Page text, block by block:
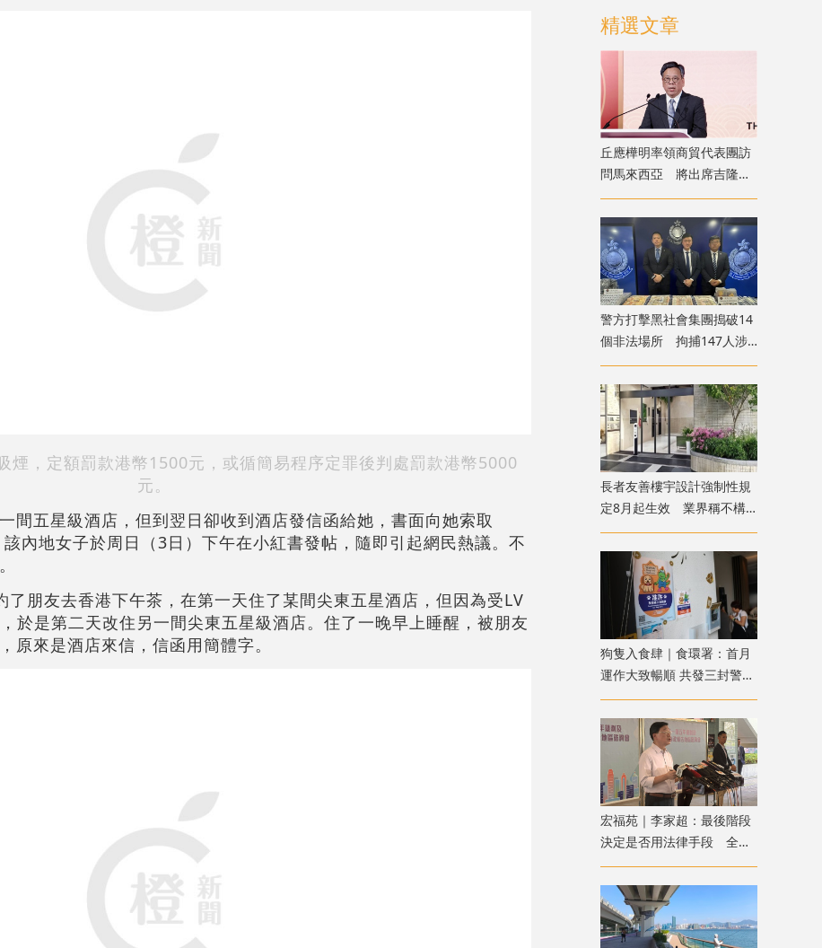
煙，定額罰款港幣1500元，或循簡易程序定罪後判處罰款港幣5000
元。
間五星級酒店，但到翌日卻收到酒店發信函給她，書面向她索取
內地女子於周日（3日）下午在小紅書發帖，隨即引起網民熱議。不
了朋友去香港下午茶，在第一天住了某間尖東五星酒店，但因為受LV
於是第二天改住另一間尖東五星級酒店。住了一晚早上睡醒，被朋友
原來是酒店來信，信函用簡體字。
精選文章
丘應樺明率領商貿代表團訪
問馬來西亞 將出席吉隆坡
經貿辦開幕典禮
警方打擊黑社會集團搗破14
個非法場所 拘捕147人涉
清洗逾6億犯罪得益
長者友善樓宇設計強制性規
定8月起生效 業界稱不構
成太大額外負擔
狗隻入食肆｜食環署：首月
運作大致暢順 共發三封警告
信及作兩宗檢控
宏福苑｜李家超：最後階段
決定是否用法律手段 全力
支持配合獨立委員會